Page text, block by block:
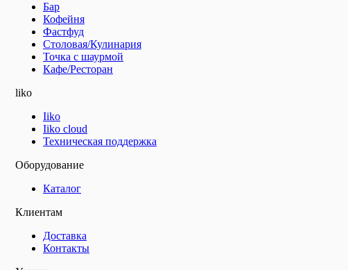
Бар
Кофейня
Фастфуд
Столовая/Кулинария
Точка с шаурмой
Кафе/Ресторан
liko
Iiko
Iiko cloud
Техническая поддержка
Оборудование
Каталог
Клиентам
Доставка
Контакты